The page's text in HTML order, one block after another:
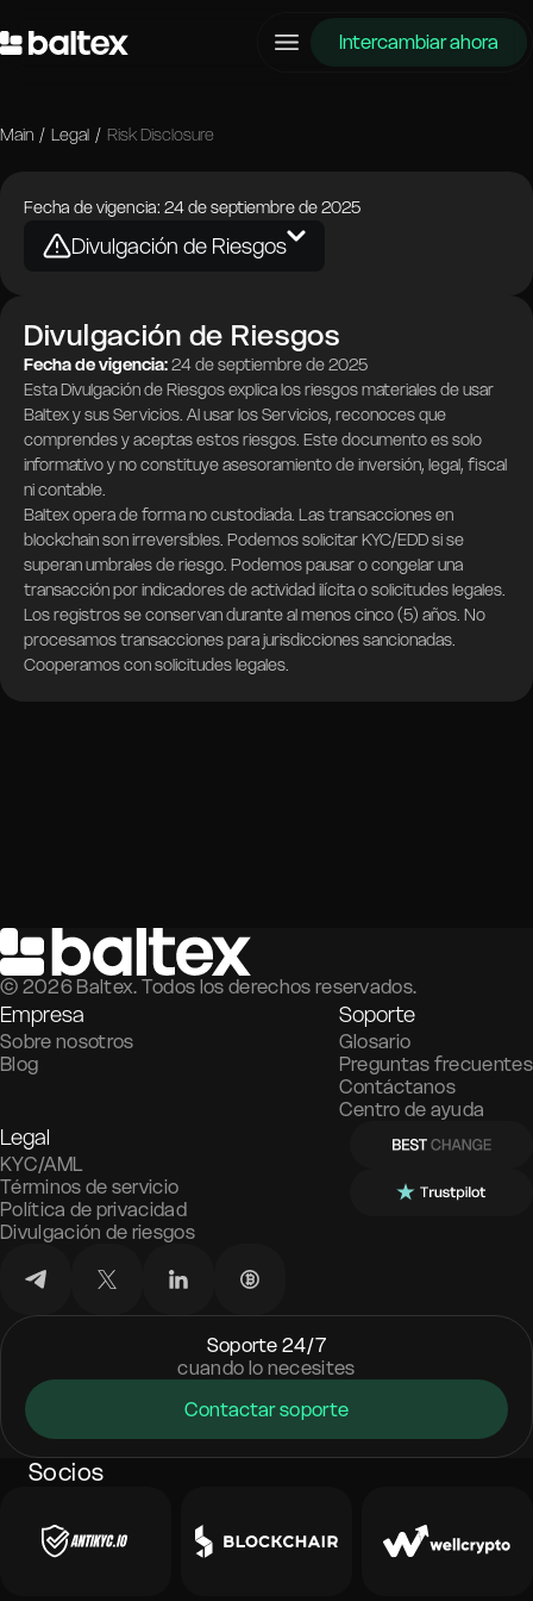
Intercambiar ahora
Main / Legal / Risk Disclosure
Fecha de vigencia: 24 de septiembre de 2025
Divulgación de Riesgos
Términos de Baltex
Términos del Intercambio Privado
Términos de la Capa DEX
Términos de la Capa Fiat
Política de Privacidad
Divulgación de Riesgos
Divulgación de Riesgos
Fecha de vigencia:24 de septiembre de 2025
Esta Divulgación de Riesgos explica los riesgos materiales de usar
Baltex y sus Servicios. Al usar los Servicios, reconoces que
comprendes y aceptas estos riesgos. Este documento es solo
informativo y no constituye asesoramiento de inversión, legal, fiscal
ni contable.
Baltex opera de forma no custodiada. Las transacciones en
blockchain son irreversibles. Podemos solicitar KYC/EDD si se
superan umbrales de riesgo. Podemos pausar o congelar una
transacción por indicadores de actividad ilícita o solicitudes legales.
Los registros se conservan durante al menos cinco (5) años. No
procesamos transacciones para jurisdicciones sancionadas.
Cooperamos con solicitudes legales.
© 2026 Baltex. Todos los derechos reservados.
Empresa
Sobre nosotros
Blog
Soporte
Glosario
Preguntas frecuentes
Contáctanos
Centro de ayuda
Legal
KYC/AML
Términos de servicio
Política de privacidad
Divulgación de riesgos
Soporte 24/7
cuando lo necesites
Contactar soporte
Socios